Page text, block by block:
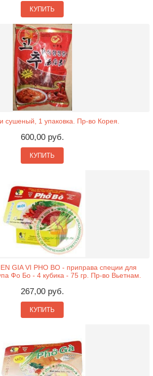
КУПИТЬ
сушеный, 1 упаковка. Пр-во Корея.
600,00 руб.
КУПИТЬ
GIA VI PHO BO - приправа специи для
Фо Бо - 4 кубика - 75 гр. Пр-во Вьетнам.
267,00 руб.
КУПИТЬ